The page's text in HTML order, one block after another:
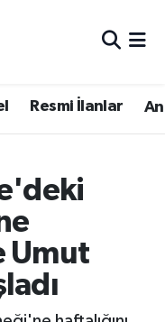
Resmi İlanlar
Umut